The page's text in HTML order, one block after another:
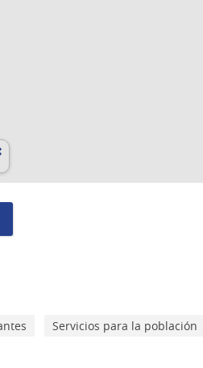
Servicios para la población